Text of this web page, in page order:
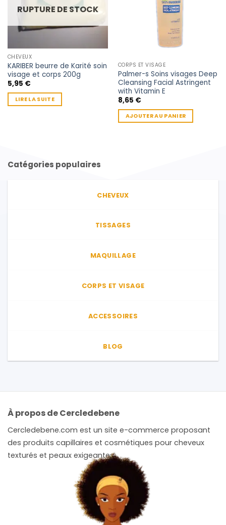
RUPTURE DE STOCK
CHEVEUX
KARIBER beurre de Karité soin
visage et corps 200g
5,95 €
LIRE LA SUITE
CORPS ET VISAGE
Palmer-s Soins visages Deep
Cleansing Facial Astringent
with Vitamin E
8,65 €
AJOUTER AU PANIER
Catégories populaires
CHEVEUX
TISSAGES
MAQUILLAGE
CORPS ET VISAGE
ACCESSOIRES
BLOG
À propos de Cercledebene
Cercledebene.com est un site e-commerce proposant
des produits capillaires et cosmétiques pour cheveux
texturés et peaux exigeantes.